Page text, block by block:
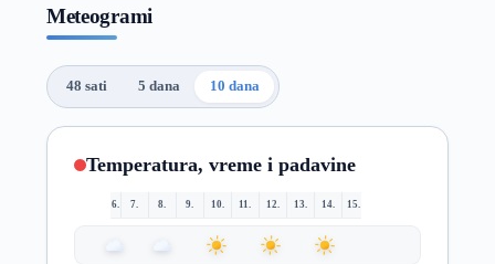
Meteogrami
48 sati 5 dana 10 dana
Temperatura, vreme i padavine
6. 7. 8. 9. 10. 11. 12. 13. 14. 15.